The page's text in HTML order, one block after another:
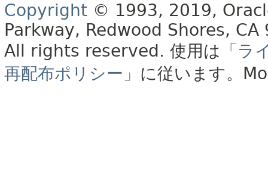
Copyright © 1993, 2019,
Parkway, Redwood Shores, CA
All rights reserved. 使用は 「ラ
再配布ポリシー」 に従います。